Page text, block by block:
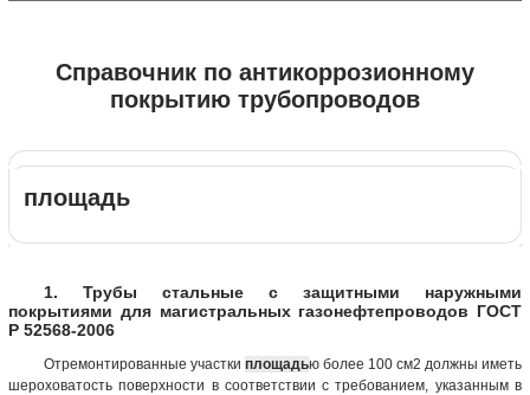
Справочник по антикоррозионному
покрытию трубопроводов
площадь
1. Трубы стальные с защитными наружными
покрытиями для магистральных газонефтепроводов ГОСТ
Р 52568-2006
Отремонтированные участки площадью более 100 см2 должны иметь
шероховатость поверхности в соответствии с требованием, указанным в